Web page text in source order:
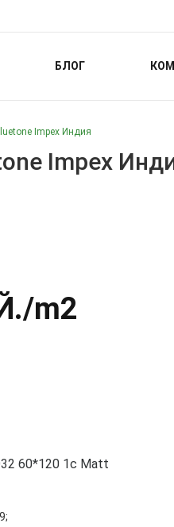
БЛОГ
Impex Индия
Impex
./m2
60*120 1c Matt